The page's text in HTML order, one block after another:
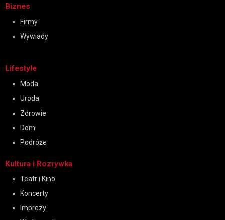
Biznes
Firmy
Wywiady
Lifestyle
Moda
Uroda
Zdrowie
Dom
Podróże
Kultura i Rozrywka
Teatr i Kino
Koncerty
Imprezy